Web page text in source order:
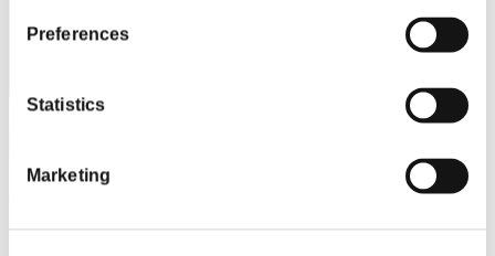
Preferences
Statistics
Marketing
スコア:Lv:1/01'10"29